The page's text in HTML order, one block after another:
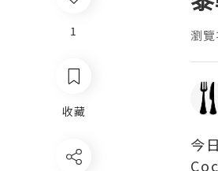
瀏
今
1
收藏